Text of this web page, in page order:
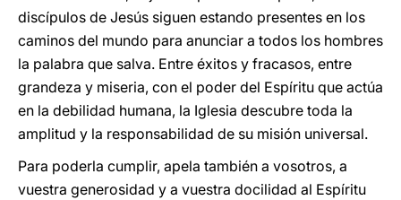
discípulos de Jesús siguen estando presentes en los
caminos del mundo para anunciar a todos los hombres
la palabra que salva. Entre éxitos y fracasos, entre
grandeza y miseria, con el poder del Espíritu que actúa
en la debilidad humana, la Iglesia descubre toda la
amplitud y la responsabilidad de su misión universal.
Para poderla cumplir, apela también a vosotros, a
vuestra generosidad y a vuestra docilidad al Espíritu